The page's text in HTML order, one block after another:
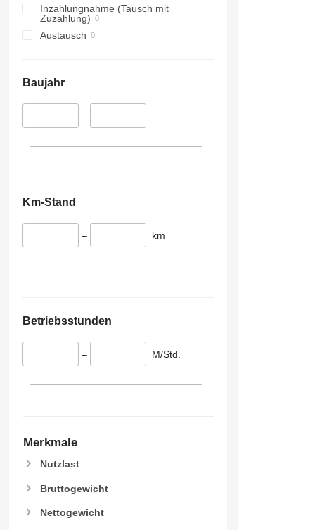
Inzahlungnahme (Tausch mit
Zuzahlung)
Austausch
Baujahr
–
Km-Stand
– km
Betriebsstunden
– M/Std.
Merkmale
Nutzlast
Bruttogewicht
Nettogewicht